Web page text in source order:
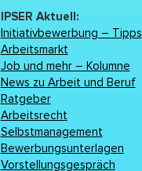
IPSER Aktuell:
Initiativbewerbung – Tipps
Arbeitsmarkt
Job und mehr – Kolumne
News zu Arbeit und Beruf
Ratgeber
Arbeitsrecht
Selbstmanagement
Bewerbungsunterlagen
Vorstellungsgespräch